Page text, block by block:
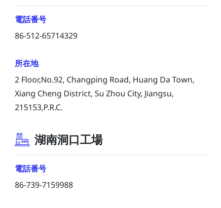
電話番号
86-512-65714329
所在地
2 Floor,No.92, Changping Road, Huang Da Town,
Xiang Cheng District, Su Zhou City, Jiangsu,
215153,P.R.C.
湖南洞口工場
電話番号
86-739-7159988